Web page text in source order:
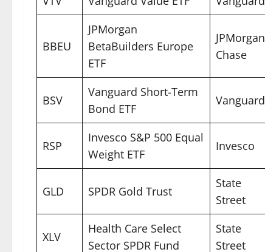
BBEU
JPMorgan
BetaBuilders Europe
ETF
JPMorgan
Chase
BSV
Vanguard Short-Term
Bond ETF
Vanguard
RSP
Invesco S&P 500 Equal
Weight ETF
Invesco
GLD SPDR Gold Trust
State
Street
XLV
Health Care Select
Sector SPDR Fund
State
Street